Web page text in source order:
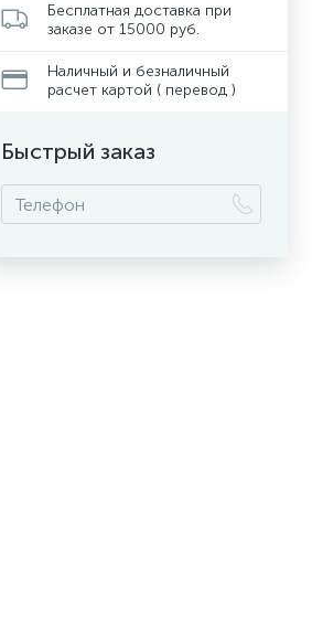
Бесплатная доставка при
заказе от 15000 руб.
Наличный и безналичный
расчет картой ( перевод )
Быстрый заказ